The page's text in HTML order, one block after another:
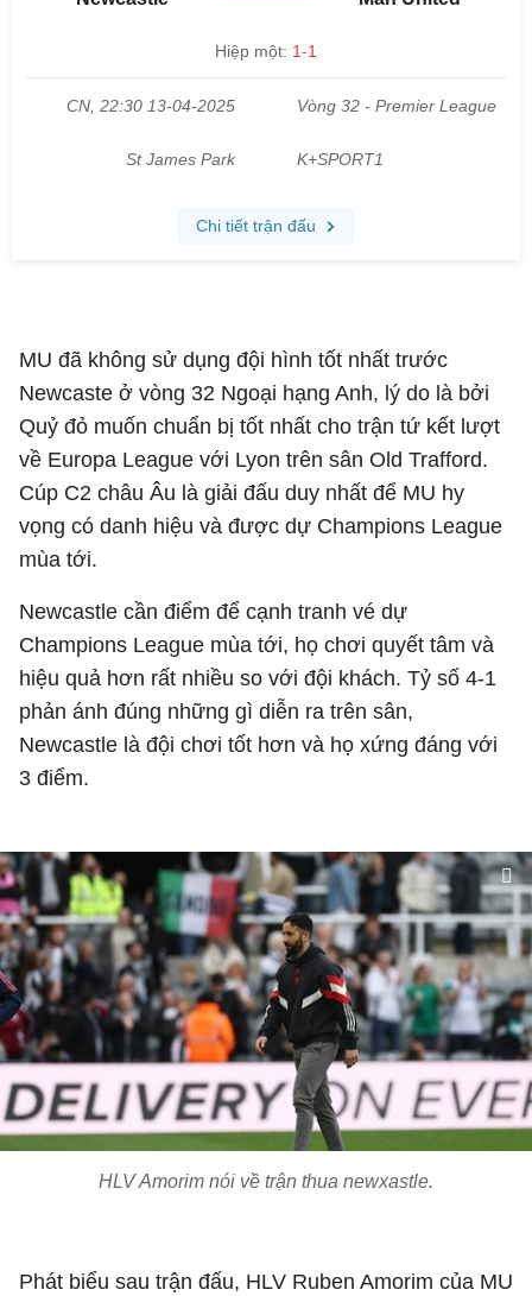
MU đã không sử dụng đội hình tốt nhất trước
Newcaste ở vòng 32 Ngoại hạng Anh, lý do là bởi
Quỷ đỏ muốn chuẩn bị tốt nhất cho trận tứ kết lượt
về Europa League với Lyon trên sân Old Trafford.
Cúp C2 châu Âu là giải đấu duy nhất để MU hy
vọng có danh hiệu và được dự Champions League
mùa tới.
Newcastle cần điểm để cạnh tranh vé dự
Champions League mùa tới, họ chơi quyết tâm và
hiệu quả hơn rất nhiều so với đội khách. Tỷ số 4-1
phản ánh đúng những gì diễn ra trên sân,
Newcastle là đội chơi tốt hơn và họ xứng đáng với
3 điểm.
HLV Amorim nói về trận thua newxastle.
Phát biểu sau trận đấu, HLV Ruben Amorim của MU